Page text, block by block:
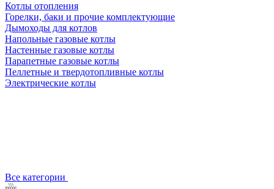
Котлы отопления
Горелки, баки и прочие комплектующие
Дымоходы для котлов
Напольные газовые котлы
Настенные газовые котлы
Парапетные газовые котлы
Пеллетные и твердотопливные котлы
Электрические котлы
Все категории